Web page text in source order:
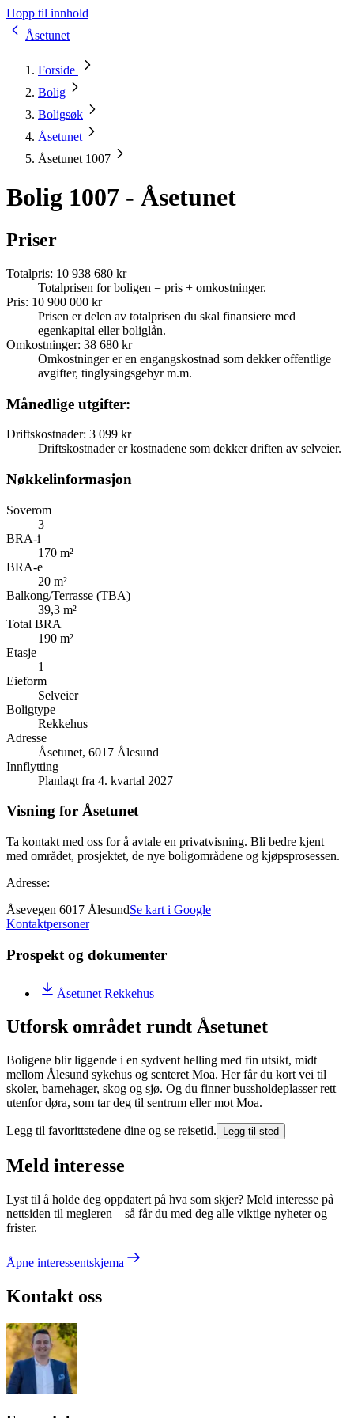
Hopp til innhold
Åsetunet
Forside
Bolig
Boligsøk
Åsetunet
Åsetunet 1007
Bolig 1007 - Åsetunet
Priser
Totalpris: 10 938 680 kr
Totalprisen for boligen = pris + omkostninger.
Pris: 10 900 000 kr
Prisen er delen av totalprisen du skal finansiere med
egenkapital eller boliglån.
Omkostninger: 38 680 kr
Omkostninger er en engangskostnad som dekker offentlige
avgifter, tinglysingsgebyr m.m.
Månedlige utgifter:
Driftskostnader: 3 099 kr
Driftskostnader er kostnadene som dekker driften av selveier.
Nøkkelinformasjon
Soverom
3
BRA-i
170 m²
BRA-e
20 m²
Balkong/Terrasse (TBA)
39,3 m²
Total BRA
190 m²
Etasje
1
Eieform
Selveier
Boligtype
Rekkehus
Adresse
Åsetunet, 6017 Ålesund
Innflytting
Planlagt fra 4. kvartal 2027
Visning for Åsetunet
Ta kontakt med oss for å avtale en privatvisning. Bli bedre kjent
med området, prosjektet, de nye boligområdene og kjøpsprosessen.
Adresse:
Åsevegen 6017 ÅlesundSe kart i Google
Kontaktpersoner
Prospekt og dokumenter
Åsetunet Rekkehus
Utforsk området rundt Åsetunet
Boligene blir liggende i en sydvent helling med fin utsikt, midt
mellom Ålesund sykehus og senteret Moa. Her får du kort vei til
skoler, barnehager, skog og sjø. Og du finner bussholdeplasser rett
utenfor døra, som tar deg til sentrum eller mot Moa.
Legg til favorittstedene dine og se reisetid. Legg til sted
Meld interesse
Lyst til å holde deg oppdatert på hva som skjer? Meld interesse på
nettsiden til megleren – så får du med deg alle viktige nyheter og
frister.
Åpne interessentskjema
Kontakt oss